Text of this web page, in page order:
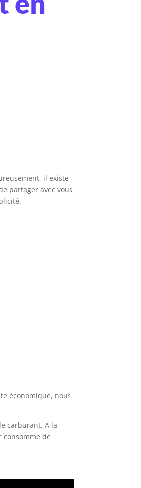
il existe
partager avec vous
économique, nous
carburant. A la
consomme de